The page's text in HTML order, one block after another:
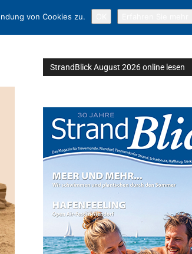
StrandBlick August 2026 online lesen
von Cookies zu.